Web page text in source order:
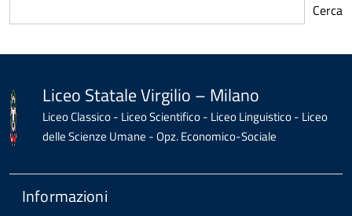
Cerca
all'inizio
contenutoLiceo Statale Virgilio – Milano
Liceo Classico - Liceo Scientifico - Liceo Linguistico - Liceo
delle Scienze Umane - Opz. Economico-Sociale
Informazioni